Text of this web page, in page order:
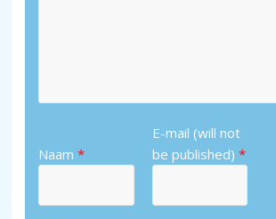
Naam*
E-mail (will not
be published) *